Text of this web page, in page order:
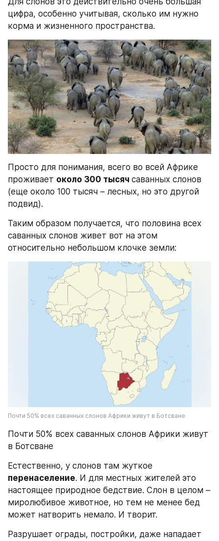
цифра, особенно учитывая, сколько им нужно
корма и жизненного пространства.
Просто для понимания, всего во всей Африке
проживает около 300 тысяч саванных слонов
(еще около 100 тысяч – лесных, но это другой
подвид).
Таким образом получается, что половина всех
саванных слонов живет вот на этом
относительно небольшом клочке земли:
Почти 50% всех саванных слонов Африки живут в Ботсване
Почти 50% всех саванных слонов Африки живут
в Ботсване
перенаселение. И для местных жителей это
настоящее природное бедствие. Слон в целом –
миролюбивое животное, но тем не менее бед
может натворить немало. И творит.
Разрушает ограды, постройки, даже нападает